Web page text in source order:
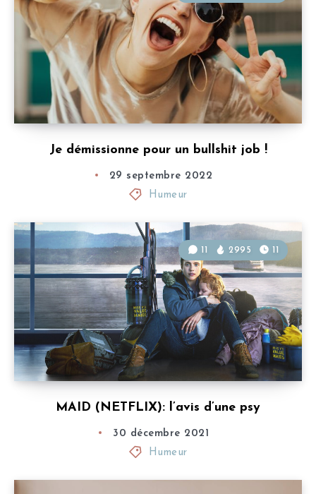
Je démissionne pour un bullshit job !
29 septembre 2022
Humeur
MAID (NETFLIX): l’avis d’une psy
11 2995 11
30 décembre 2021
Humeur